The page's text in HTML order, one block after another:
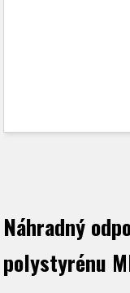
Náhradný
polystyrénu